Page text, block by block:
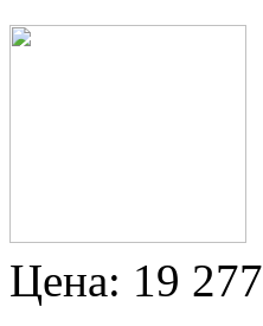
Цена: 19 277